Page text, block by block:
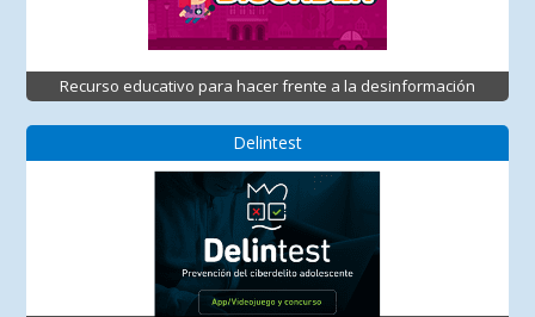
Recurso educativo para hacer frente a la desinformación
Delintest